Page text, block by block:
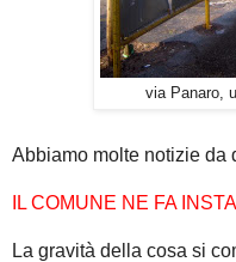
via Panaro,
Abbiamo molte notizie da
IL COMUNE NE FA
La gravità della cosa si